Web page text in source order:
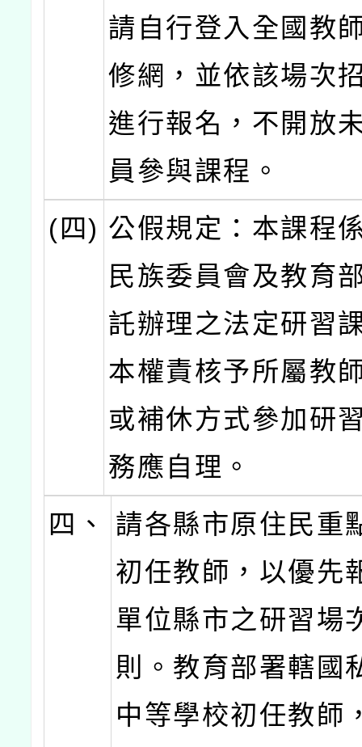
請自行登入全國教
修網，並依該場次
進行報名，不開放
員參與課程。
(四) 公假規定：本課程
民族委員會及教育
託辦理之法定研習
本權責核予所屬教
或補休方式參加研
務應自理。
四、
請各縣市原住民重
初任教師，以優先
單位縣市之研習場
則。教育部署轄國
中等學校初任教師